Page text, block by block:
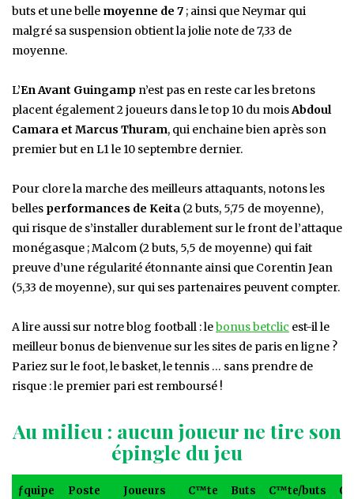
buts et une belle moyenne de 7 ; ainsi que Neymar qui
malgré sa suspension obtient la jolie note de 7,33 de
moyenne.
L’En Avant Guingamp n’est pas en reste car les bretons
placent également 2 joueurs dans le top 10 du moisAbdoul
Camara et Marcus Thuram, qui enchaine bien après son
premier but en L1 le 10 septembre dernier.
Pour clore la marche des meilleurs attaquants, notons les
belles performances de Keita (2 buts, 5,75 de moyenne),
qui risque de s’installer durablement sur le front de l’attaque
monégasque ; Malcom (2 buts, 5,5 de moyenne) qui fait
preuve d’une régularité étonnante ainsi que Corentin Jean
(5,33 de moyenne), sur qui ses partenaires peuvent compter.
A lire aussi sur notre blog football : lebonus betclic est-il le
meilleur bonus de bienvenue sur les sites de paris en ligne ?
Pariez sur le foot, le basket, le tennis … sans prendre de
risque : le premier pari est remboursé !
Au milieu : aucun joueur ne tire son
épingle du jeu
ƒquipe Poste Joueurs C™te Buts C™te/buts